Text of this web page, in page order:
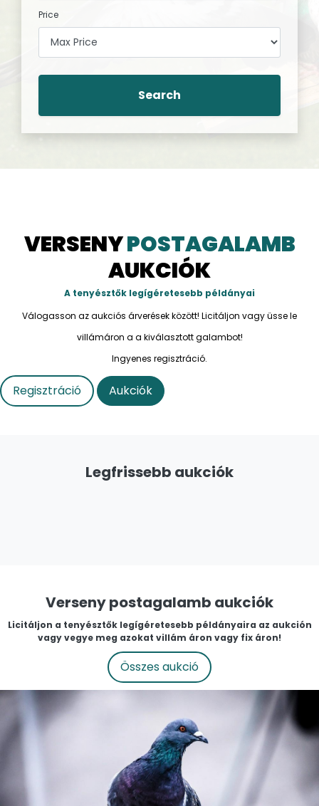
Price
Search
VERSENYPOSTAGALAMB
AUKCIÓK
A tenyésztők legígéretesebb példányai
Válogasson az aukciós árverések között! Licitáljon vagy üsse le
villámáron a a kiválasztott galambot!
Ingyenes regisztráció.
Regisztráció Aukciók
Legfrissebb aukciók
Verseny postagalamb aukciók
Licitáljon a tenyésztők legígéretesebb példányaira az aukción
vagy vegye meg azokat villám áron vagy fix áron!
Összes aukció